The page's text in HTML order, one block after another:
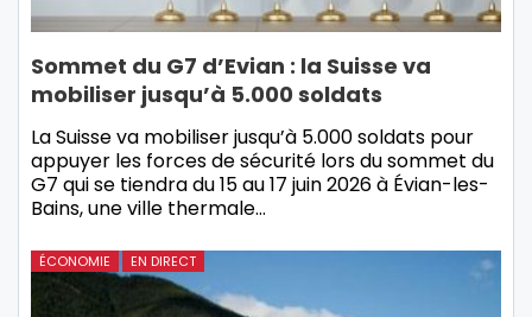
Sommet du G7 d’Evian : la Suisse va
mobiliser jusqu’à 5.000 soldats
La Suisse va mobiliser jusqu’à 5.000 soldats pour
appuyer les forces de sécurité lors du sommet du
G7 qui se tiendra du 15 au 17 juin 2026 à Évian-les-
Bains, une ville thermale…
ÉCONOMIE EN DIRECT